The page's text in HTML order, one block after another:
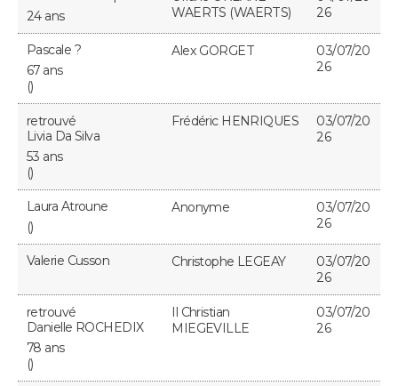
24 ans
WAERTS (WAERTS)
26
Pascale ?
67 ans
()
Alex GORGET
03/07/20
26
retrouvé
Livia Da Silva
53 ans
()
Frédéric HENRIQUES
03/07/20
26
Laura Atroune
()
Anonyme
03/07/20
26
Valerie Cusson Christophe LEGEAY
03/07/20
26
retrouvé
Danielle ROCHEDIX
78 ans
()
Il Christian
MIEGEVILLE
03/07/20
26